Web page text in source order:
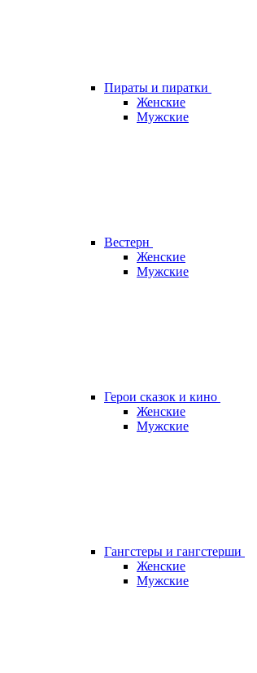
Пираты и пиратки
Женские
Мужские
Вестерн
Женские
Мужские
Герои сказок и кино
Женские
Мужские
Гангстеры и гангстерши
Женские
Мужские